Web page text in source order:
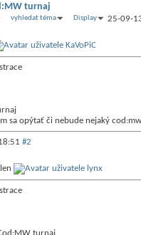
turnaj
vyhledat téma Display 25-09-
sa opýtať či nebude nejaký
#2